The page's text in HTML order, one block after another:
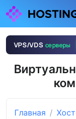
Главная